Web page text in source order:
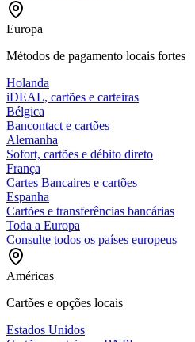
Europa
Métodos de pagamento locais fortes
Holanda
iDEAL, cartões e carteiras
Bélgica
Bancontact e cartões
Alemanha
Sofort, cartões e débito direto
França
Cartes Bancaires e cartões
Espanha
Cartões e transferências bancárias
Toda a Europa
Consulte todos os países europeus
Américas
Cartões e opções locais
Estados Unidos